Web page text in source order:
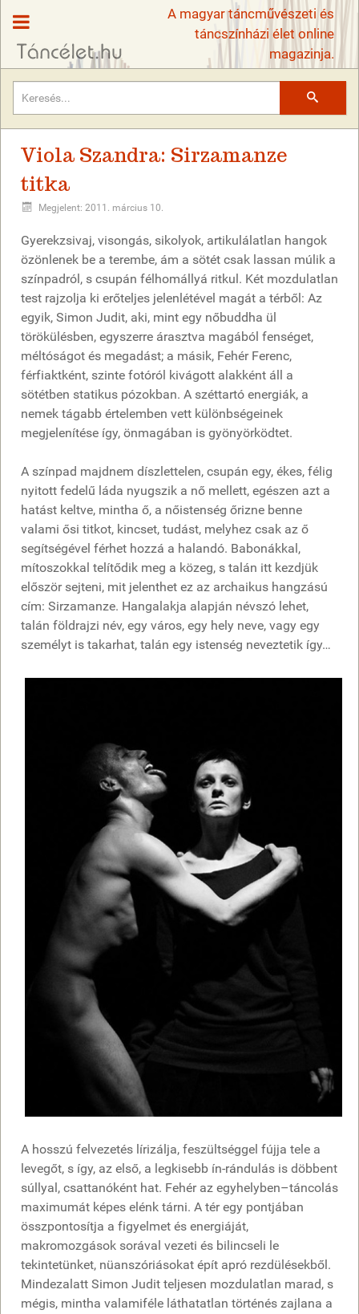
A magyar táncművészeti és
táncszínházi élet online
magazinja.
Viola Szandra: Sirzamanze
titka
Megjelent: 2011. március 10.
Gyerekzsivaj, visongás, sikolyok, artikulálatlan hangok
özönlenek be a terembe, ám a sötét csak lassan múlik a
színpadról, s csupán félhomállyá ritkul. Két mozdulatlan
test rajzolja ki erőteljes jelenlétével magát a térből: Az
egyik, Simon Judit, aki, mint egy nőbuddha ül
törökülésben, egyszerre árasztva magából fenséget,
méltóságot és megadást; a másik, Fehér Ferenc,
férfiaktként, szinte fotóról kivágott alakként áll a
sötétben statikus pózokban. A széttartó energiák, a
nemek tágabb értelemben vett különbségeinek
megjelenítése így, önmagában is gyönyörködtet.
A színpad majdnem díszlettelen, csupán egy, ékes, félig
nyitott fedelű láda nyugszik a nő mellett, egészen azt a
hatást keltve, mintha ő, a nőistenség őrizne benne
valami ősi titkot, kincset, tudást, melyhez csak az ő
segítségével férhet hozzá a halandó. Babonákkal,
mítoszokkal telítődik meg a közeg, s talán itt kezdjük
először sejteni, mit jelenthet ez az archaikus hangzású
cím: Sirzamanze. Hangalakja alapján névszó lehet,
talán földrajzi név, egy város, egy hely neve, vagy egy
személyt is takarhat, talán egy istenség neveztetik így…
A hosszú felvezetés lírizálja, feszültséggel fújja tele a
levegőt, s így, az első, a legkisebb ín-rándulás is döbbent
súllyal, csattanóként hat. Fehér az egyhelyben–táncolás
maximumát képes elénk tárni. A tér egy pontjában
összpontosítja a figyelmet és energiáját,
makromozgások sorával vezeti és bilincseli le
tekintetünket, nüanszóriásokat épít apró rezdülésekből.
Mindezalatt Simon Judit teljesen mozdulatlan marad, s
mégis, mintha valamiféle láthatatlan történés zajlana a